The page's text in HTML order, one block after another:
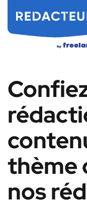
thème
nos